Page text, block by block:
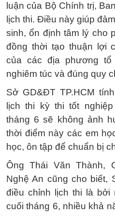
luận của Bộ Chính trị,
lịch thi. Điều này giúp
sinh, ổn định tâm lý cho
đồng thời tạo thuận lợi
của các địa phương
nghiêm túc và đúng quy
Sở GD&ĐT TP.HCM
lịch thi kỳ thi tốt
tháng 6 sẽ không ảnh
thời điểm này các em
học, ôn tập để chuẩn bị
Ông Thái Văn Thành,
Nghệ An cũng cho biết,
điều chỉnh lịch thi là bởi
cuối tháng 6, nhiều khả